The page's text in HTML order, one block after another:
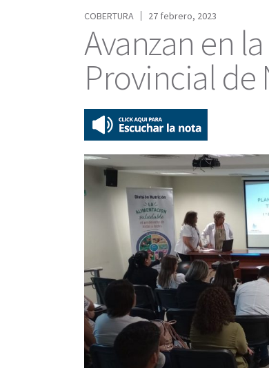
COBERTURA
27 febrero, 2023
Avanzan en
Provincial de